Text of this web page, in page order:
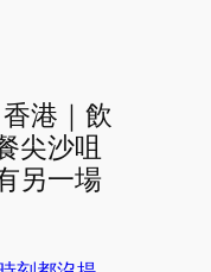
香港｜飲
尖沙咀
另一場